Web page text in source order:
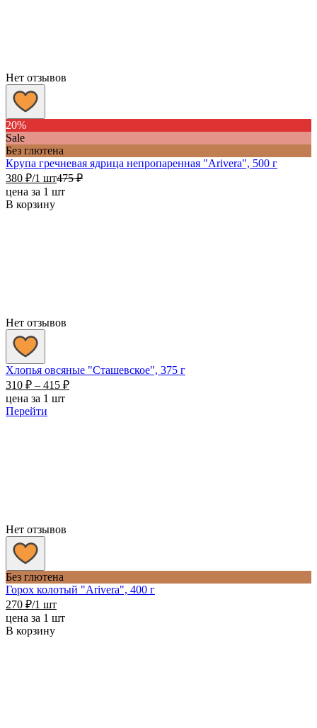
Нет отзывов
20%
Sale
Без глютена
Крупа гречневая ядрица непропаренная "Arivera", 500 г
380 ₽/1 шт475₽
цена за 1 шт
В корзину
Нет отзывов
Хлопья овсяные "Сташевское", 375 г
310 ₽ – 415 ₽Диапазон
цена за 1 шт
Перейти
Нет отзывов
Без глютена
Горох колотый "Arivera", 400 г
270 ₽/1 шт
цена за 1 шт
В корзину